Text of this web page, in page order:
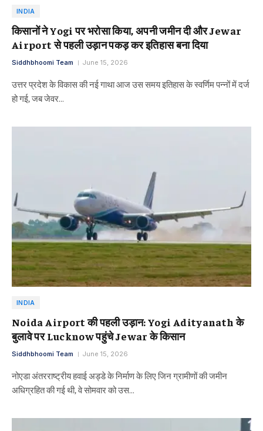
INDIA
किसानों ने Yogi पर भरोसा किया, अपनी जमीन दी और Jewar
Airport से पहली उड़ान पकड़ कर इतिहास बना दिया
Siddhbhoomi Team June 15, 2026
उत्तर प्रदेश के विकास की नई गाथा आज उस समय इतिहास के स्वर्णिम पन्नों में दर्ज
हो गई, जब जेवर…
INDIA
Noida Airport की पहली उड़ान: Yogi Adityanath के
बुलावे पर Lucknow पहुंचे Jewar के किसान
Siddhbhoomi Team June 15, 2026
नोएडा अंतरराष्ट्रीय हवाई अड्डे के निर्माण के लिए जिन ग्रामीणों की जमीन
अधिग्रहित की गई थी, वे सोमवार को उस…